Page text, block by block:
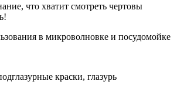
что хватит смотреть чертовы
в микроволновке и посудомойке
краски, глазурь